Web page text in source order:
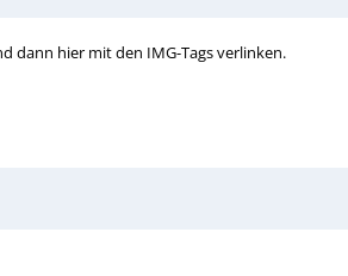
dann hier mit den IMG-Tags verlinken.